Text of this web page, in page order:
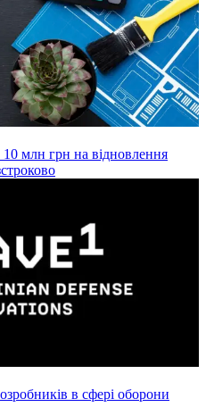
10 млн грн на відновлення
в сфері оборони